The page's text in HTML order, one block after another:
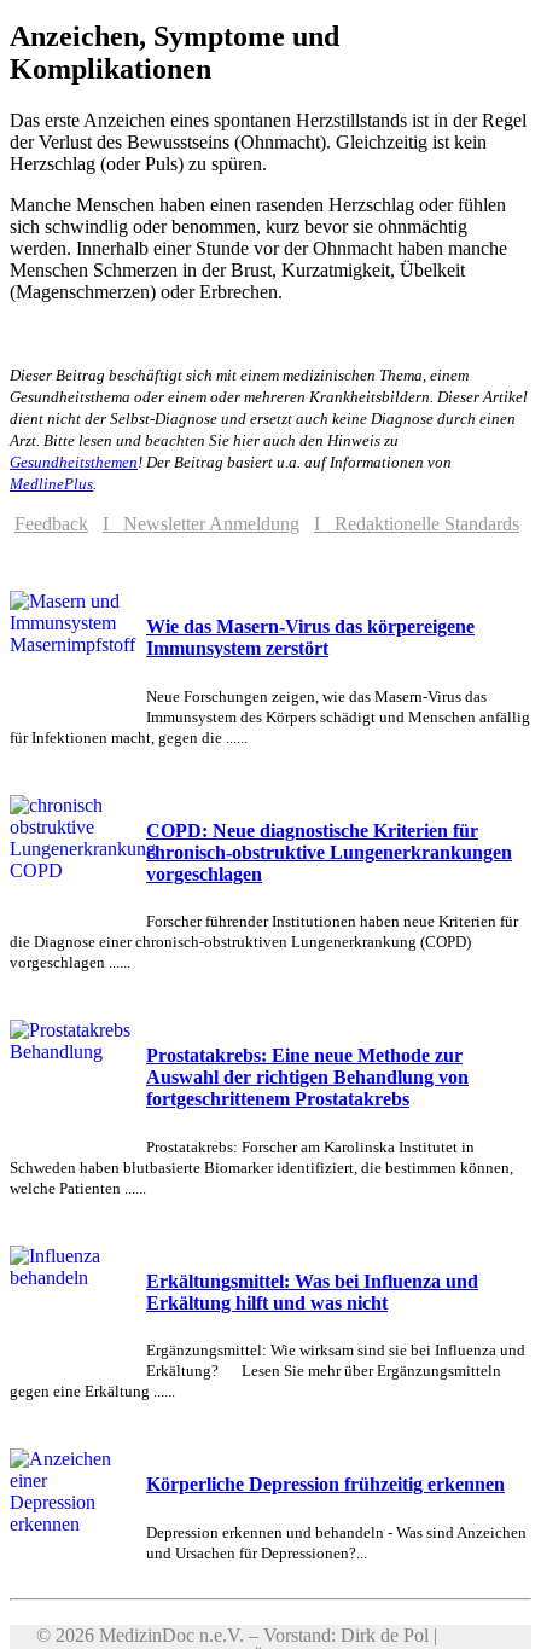
Anzeichen, Symptome und
Komplikationen
Das erste Anzeichen eines spontanen Herzstillstands ist in der Regel
der Verlust des Bewusstseins (Ohnmacht). Gleichzeitig ist kein
Herzschlag (oder Puls) zu spüren.
Manche Menschen haben einen rasenden Herzschlag oder fühlen
sich schwindlig oder benommen, kurz bevor sie ohnmächtig
werden. Innerhalb einer Stunde vor der Ohnmacht haben manche
Menschen Schmerzen in der Brust, Kurzatmigkeit, Übelkeit
(Magenschmerzen) oder Erbrechen.
Dieser Beitrag beschäftigt sich mit einem medizinischen Thema, einem
Gesundheitsthema oder einem oder mehreren Krankheitsbildern. Dieser Artikel
dient nicht der Selbst-Diagnose und ersetzt auch keine Diagnose durch einen
Arzt. Bitte lesen und beachten Sie hier auch den Hinweis zu
Gesundheitsthemen! Der Beitrag basiert u.a. auf Informationen von
MedlinePlus
Feedback I Newsletter Anmeldung I Redaktionelle Standards
Wie das Masern-Virus das körpereigene
Immunsystem zerstört
Neue Forschungen zeigen, wie das Masern-Virus das
Immunsystem des Körpers schädigt und Menschen anfällig
für Infektionen macht, gegen die ......
COPD: Neue diagnostische Kriterien für
chronisch-obstruktive Lungenerkrankungen
vorgeschlagen
Forscher führender Institutionen haben neue Kriterien für
die Diagnose einer chronisch-obstruktiven Lungenerkrankung (COPD)
vorgeschlagen ......
Prostatakrebs: Eine neue Methode zur
Auswahl der richtigen Behandlung von
fortgeschrittenem Prostatakrebs
Prostatakrebs: Forscher am Karolinska Institutet in
Schweden haben blutbasierte Biomarker identifiziert, die bestimmen können,
welche Patienten ......
Erkältungsmittel: Was bei Influenza und
Erkältung hilft und was nicht
Ergänzungsmittel: Wie wirksam sind sie bei Influenza und
Erkältung? Lesen Sie mehr über Ergänzungsmitteln
gegen eine Erkältung ......
Körperliche Depression frühzeitig erkennen
Depression erkennen und behandeln - Was sind Anzeichen
und Ursachen für Depressionen?...
© 2026 MedizinDoc n.e.V. – Vorstand: Dirk de Pol |